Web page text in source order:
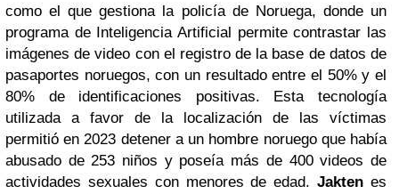
como el que gestiona la policía de Noruega, donde un
programa de Inteligencia Artificial permite contrastar las
imágenes de video con el registro de la base de datos de
pasaportes noruegos, con un resultado entre el 50% y el
80% de identificaciones positivas. Esta tecnología
utilizada a favor de la localización de las víctimas
permitió en 2023 detener a un hombre noruego que había
abusado de 253 niños y poseía más de 400 videos de
actividades sexuales con menores de edad.Jakten es